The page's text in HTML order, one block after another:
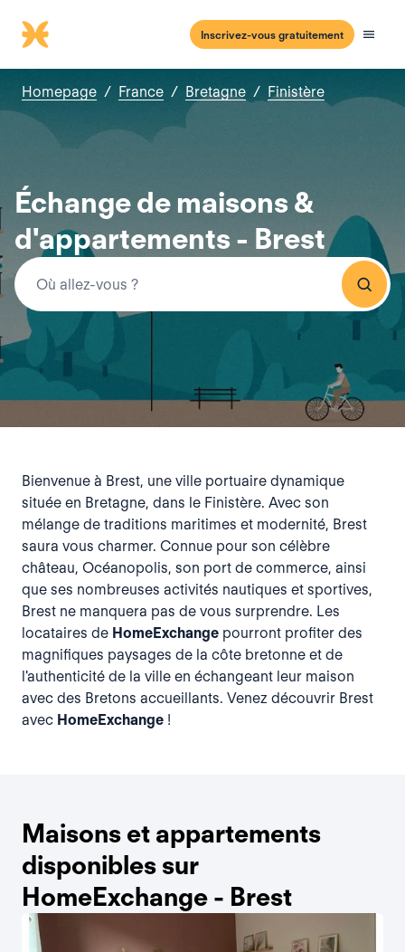
Inscrivez-vous gratuitement
Homepage / France / Bretagne / Finistère
Échange de maisons &
d'appartements - Brest
Bienvenue à Brest, une ville portuaire dynamique
située en Bretagne, dans le Finistère. Avec son
mélange de traditions maritimes et modernité, Brest
saura vous charmer. Connue pour son célèbre
château, Océanopolis, son port de commerce, ainsi
que ses nombreuses activités nautiques et sportives,
Brest ne manquera pas de vous surprendre. Les
locataires de HomeExchange pourront profiter des
magnifiques paysages de la côte bretonne et de
l'authenticité de la ville en échangeant leur maison
avec des Bretons accueillants. Venez découvrir Brest
avec HomeExchange !
Maisons et appartements
disponibles sur
HomeExchange - Brest